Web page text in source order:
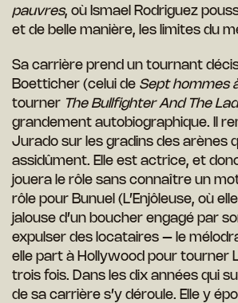
pauvres, où Ismael Rodriguez
et de belle manière, les limites du
Sa carrière prend un tournant
Boetticher (celui de Sept hommes
tourner The Bullfighter And The
grandement autobiographique. Il
Jurado sur les gradins des arènes
assidûment. Elle est actrice, et
jouera le rôle sans connaître un mot
rôle pour Bunuel (L’Enjôleuse, où
jalouse d’un boucher engagé par
expulser des locataires – le
elle part à Hollywood pour tourner
trois fois. Dans les dix années qui
de sa carrière s’y déroule. Elle y